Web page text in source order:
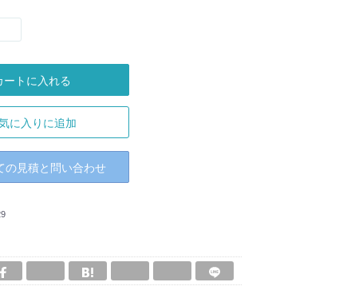
ートに入れる
に入りに追加
の見積と問い合わせ